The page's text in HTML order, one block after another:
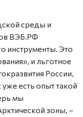
среды и
ВЭБ.РФ
инструменты. Это
и льготное
России,
есть опыт такой
мы
зоны, –